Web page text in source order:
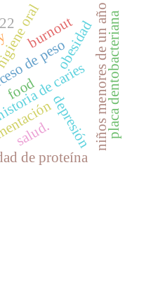
de pesoobesidadniños menores de un añoplaca dentobacteriana
oral
de caries
de proteína
depresión
food
salud.
burnout